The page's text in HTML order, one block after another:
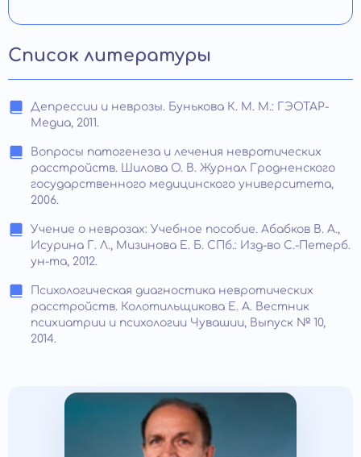
Список литературы
Депрессии и неврозы. Бунькова К. М. М.: ГЭОТАР-
Медиа, 2011.
Вопросы патогенеза и лечения невротических
расстройств. Шилова О. В. Журнал Гродненского
государственного медицинского университета,
2006.
Учение о неврозах: Учебное пособие. Абабков В. А.,
Исурина Г. Л., Мизинова Е. Б. СПб.: Изд-во С.-Петерб.
ун-та, 2012.
Психологическая диагностика невротических
расстройств. Колотильщикова Е. А. Вестник
психиатрии и психологии Чувашии, Выпуск № 10,
2014.